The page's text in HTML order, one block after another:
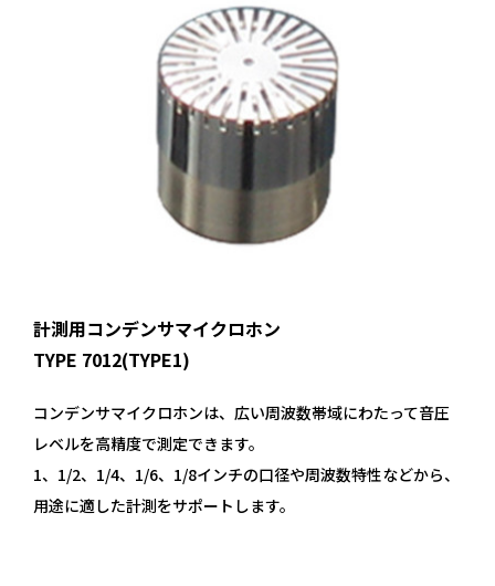
計測用コンデンサマイクロホン
TYPE 7012(TYPE1)
コンデンサマイクロホンは、広い周波数帯域にわたって音圧
レベルを高精度で測定できます。
1、1/2、1/4、1/6、1/8インチの口径や周波数特性などから、
用途に適した計測をサポートします。